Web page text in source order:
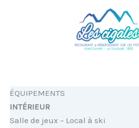
ÉQUIPEMENTS
INTÉRIEUR
Salle de jeux – Local à ski